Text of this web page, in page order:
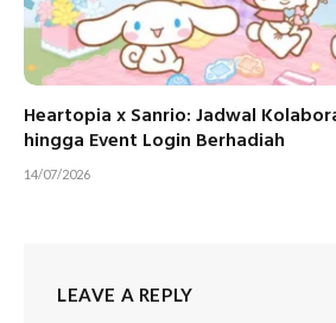
Heartopia x Sanrio: Jadwal
hingga Event Login Berhadiah
14/07/2026
LEAVE A REPLY